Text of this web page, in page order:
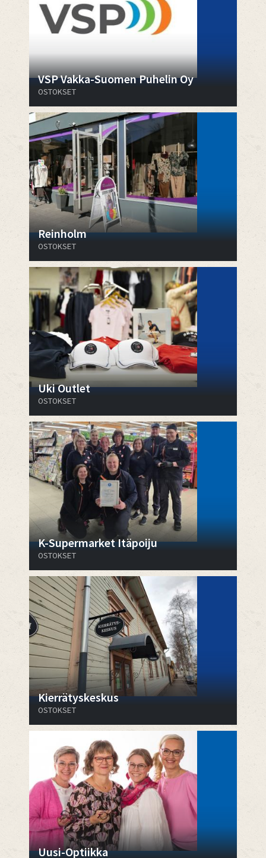
VSP Vakka-Suomen Puhelin Oy
OSTOKSET
Reinholm
OSTOKSET
Uki Outlet
OSTOKSET
K-Supermarket Itäpoiju
OSTOKSET
Kierrätyskeskus
OSTOKSET
Uusi-Optiikka